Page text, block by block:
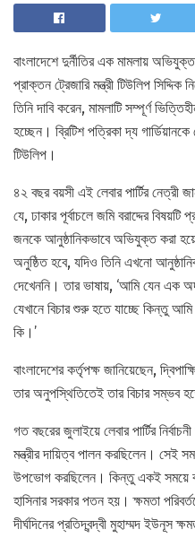
বাংলাদেশে দুর্নীতির এক মামলায়
প্রাক্তন ট্রেজারি মন্ত্রী টিউলিপ সিদ্দিক
তিনি দাবি করেন, মামলাটি সম্পূর্ণ
হচ্ছেন। ব্রিটিশ পত্রিকা দ্য
টিউলিপ।
৪২ বছর বয়সী এই লেবার পার্টির নেত্রী
যে, ঢাকার পূর্বাচলে জমি বরাদ্দের
জনকে আনুষ্ঠানিকভাবে অভিযুক্ত করা
অনুষ্ঠিত হবে, যদিও তিনি এখনো
দেখেননি। তার ভাষায়, ‘আমি যেন
যেখানে বিচার শুরু হতে যাচ্ছে কিন্তু
কি।’
বাংলাদেশের কর্তৃপক্ষ জানিয়েছেন,
তার অনুপস্থিতিতেই তার বিচার সম্ভব
গত বছরের জুলাইয়ে লেবার পার্টির
মন্ত্রীর দায়িত্ব পালন করছিলেন। সেই
উপভোগ করছিলেন। কিন্তু একই সময়ে
হাসিনার সরকার পতন হয়। ক্ষমতা
দীর্ঘদিনের প্রতিদ্বন্দ্বী মুহাম্মদ ইউনূস